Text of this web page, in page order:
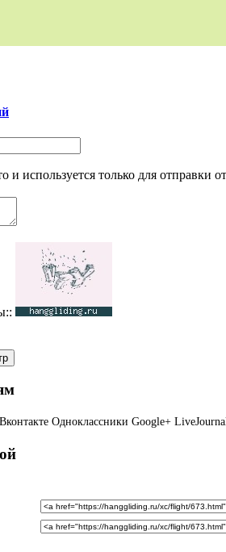
и используется только для отправки
Вконтакте Одноклассники Google+